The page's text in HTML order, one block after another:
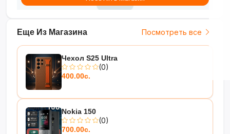
Еще Из Магазина Посмотреть все
Чехол S25 Ultra
(0)
400.00с.
Nokia 150
(0)
700.00с.